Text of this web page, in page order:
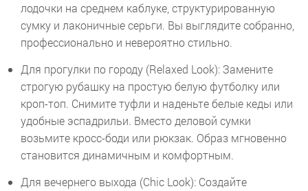
лодочки на среднем каблуке, структурированную
сумку и лаконичные серьги. Вы выглядите собранно,
профессионально и невероятно стильно.
Для прогулки по городу (Relaxed Look): Замените
строгую рубашку на простую белую футболку или
кроп-топ. Снимите туфли и наденьте белые кеды или
удобные эспадрильи. Вместо деловой сумки
возьмите кросс-боди или рюкзак. Образ мгновенно
становится динамичным и комфортным.
Для вечернего выхода (Chic Look): Создайте